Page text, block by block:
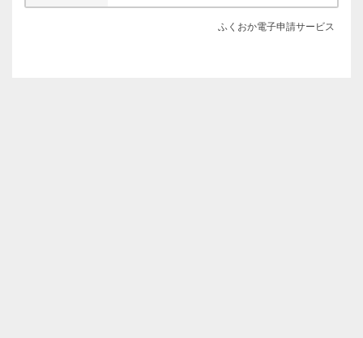
ふくおか電子申請サービス